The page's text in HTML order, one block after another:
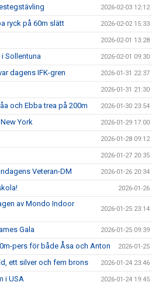
2026-02-03 12:12
ryck på 60m slätt 2026-02-02 15:33
2026-02-01 13:28
Sollentuna 2026-02-01 09:30
dagens IFK-gren 2026-01-31 22:37
2026-01-31 21:30
och Ebba trea på 200m 2026-01-30 23:54
York 2026-01-29 17:00
2026-01-28 09:12
2026-01-27 20:35
Veteran-DM 2026-01-26 20:34
2026-01-26
av Mondo Indoor
2026-01-25 23:14
Gala 2026-01-25 09:39
pers för både Åsa och Anton 2026-01-25
ett silver och fem brons 2026-01-24 23:46
i USA 2026-01-24 19:45